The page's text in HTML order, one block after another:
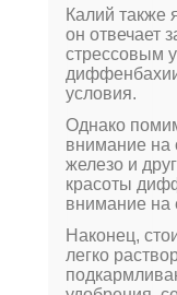
Калий также
он отвечает
стрессовым
условия.
Однако
внимание на
железо и
красоты
внимание на
Наконец,
легко